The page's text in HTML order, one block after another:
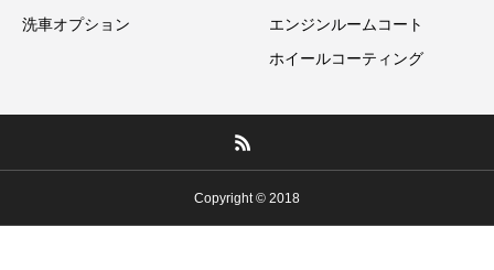
洗車オプション
エンジンルームコート
ホイールコーティング
Copyright © 2018